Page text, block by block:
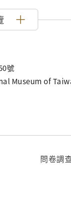
號
Museum of
問卷調